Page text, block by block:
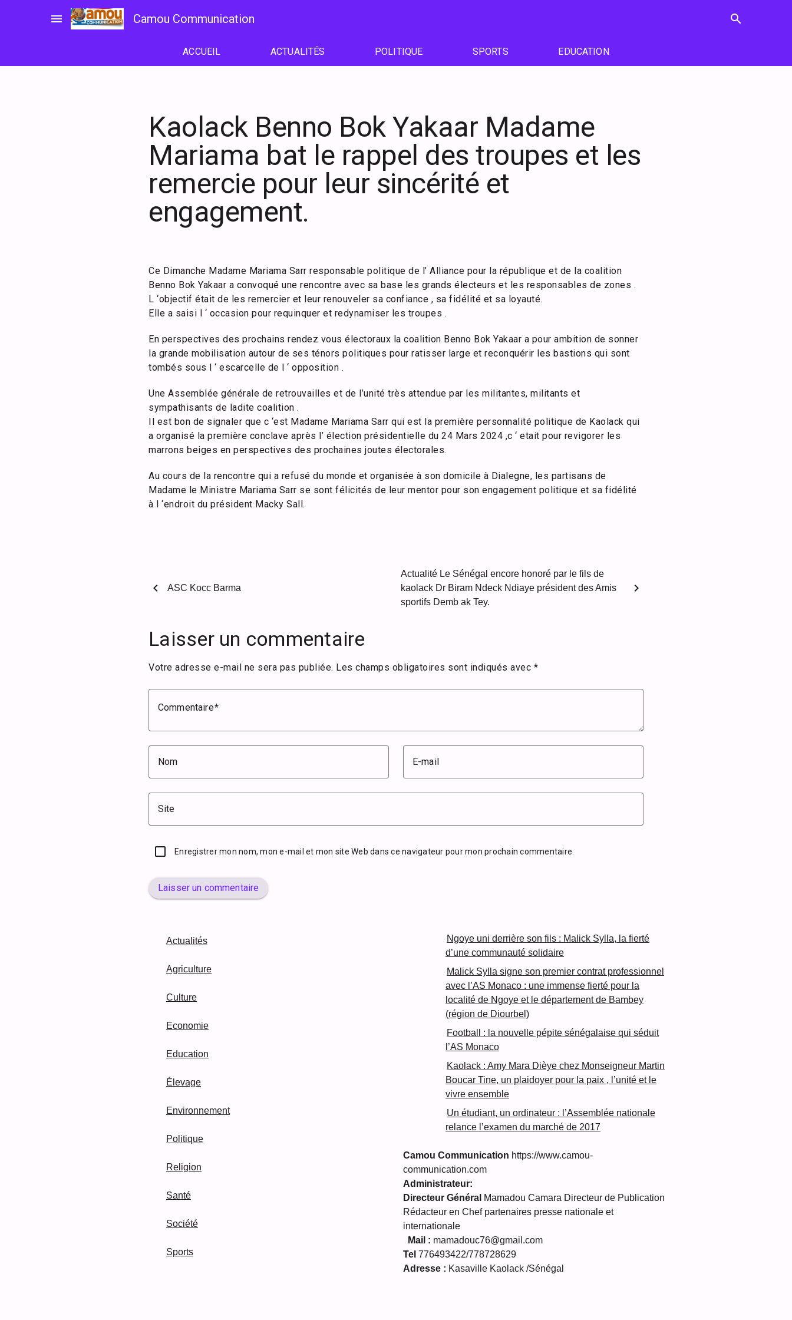
menu Camou Communication search
ACCUEIL ACTUALITÉS POLITIQUE SPORTS EDUCATION
Kaolack Benno Bok Yakaar Madame
Mariama bat le rappel des troupes et les
remercie pour leur sincérité et
engagement.
Ce Dimanche Madame Mariama Sarr responsable politique de l’ Alliance pour la république et de la coalition
Benno Bok Yakaar a convoqué une rencontre avec sa base les grands électeurs et les responsables de zones .
L ‘objectif était de les remercier et leur renouveler sa confiance , sa fidélité et sa loyauté.
Elle a saisi l ‘ occasion pour requinquer et redynamiser les troupes .
En perspectives des prochains rendez vous électoraux la coalition Benno Bok Yakaar a pour ambition de sonner
la grande mobilisation autour de ses ténors politiques pour ratisser large et reconquérir les bastions qui sont
tombés sous l ‘ escarcelle de l ‘ opposition .
Une Assemblée générale de retrouvailles et de l’unité très attendue par les militantes, militants et
sympathisants de ladite coalition .
Il est bon de signaler que c ‘est Madame Mariama Sarr qui est la première personnalité politique de Kaolack qui
a organisé la première conclave après l’ élection présidentielle du 24 Mars 2024 ,c ‘ etait pour revigorer les
marrons beiges en perspectives des prochaines joutes électorales.
Au cours de la rencontre qui a refusé du monde et organisée à son domicile à Dialegne, les partisans de
Madame le Ministre Mariama Sarr se sont félicités de leur mentor pour son engagement politique et sa fidélité
à l ‘endroit du président Macky Sall.
chevron_left ASC Kocc Barma
Actualité Le Sénégal encore honoré par le fils de
kaolack Dr Biram Ndeck Ndiaye président des Amis
sportifs Demb ak Tey.
chevron_right
Laisser un commentaire
Votre adresse e-mail ne sera pas publiée. Les champs obligatoires sont indiqués avec *
Commentaire
Nom E-mail
Site
Enregistrer mon nom, mon e-mail et mon site Web dans ce navigateur pour mon prochain commentaire.
Laisser un commentaire
Actualités
Agriculture
Culture
Economie
Education
Élevage
Environnement
Politique
Religion
Santé
Société
Sports
Ngoye uni derrière son fils : Malick Sylla, la fierté
d’une communauté solidaire
Malick Sylla signe son premier contrat professionnel
avec l’AS Monaco : une immense fierté pour la
localité de Ngoye et le département de Bambey
(région de Diourbel)
Football : la nouvelle pépite sénégalaise qui séduit
l’AS Monaco
Kaolack : Amy Mara Dièye chez Monseigneur Martin
Boucar Tine, un plaidoyer pour la paix , l’unité et le
vivre ensemble
Un étudiant, un ordinateur : l’Assemblée nationale
relance l’examen du marché de 2017
Camou Communication https://www.camou-
communication.com
Administrateur:
Directeur Général Mamadou Camara Directeur de Publication
Rédacteur en Chef partenaires presse nationale et
internationale
Mail : mamadouc76@gmail.com
Tel 776493422/778728629
Adresse : Kasaville Kaolack /Sénégal